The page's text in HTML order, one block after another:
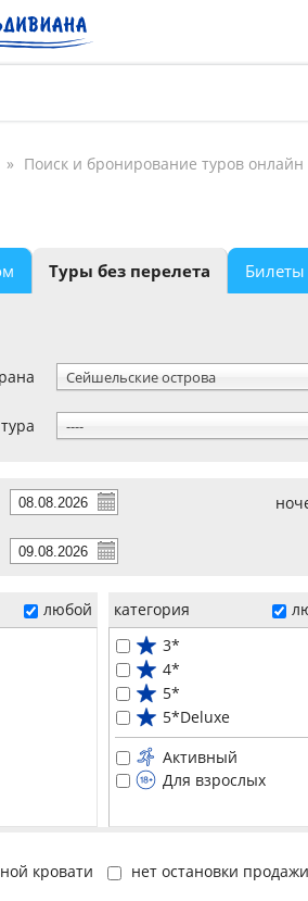
Поиск и бронирование туров онлайн
Туры без перелета Билеты
Сейшельские острова
----
любой
категория
3*
4*
5*
5*Deluxe
Активный
Для взрослых
кровати нет остановки продажи